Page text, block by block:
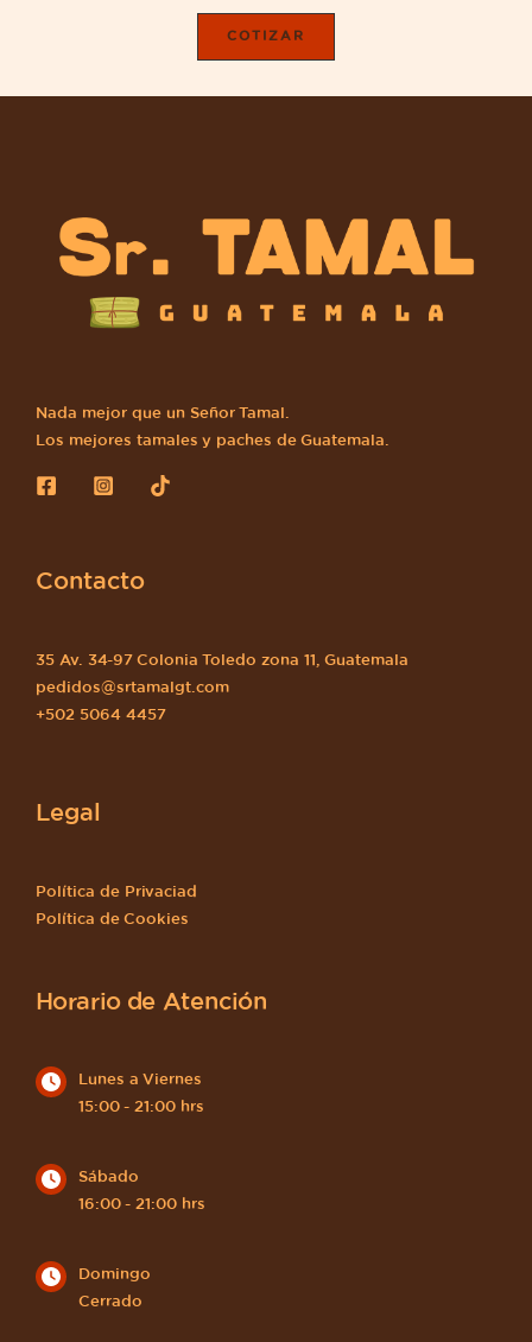
COTIZAR
Nada mejor que un Señor Tamal.
Los mejores tamales y paches de Guatemala.
Contacto
35 Av. 34-97 Colonia Toledo zona 11, Guatemala
pedidos@srtamalgt.com
+502 5064 4457
Legal
Política de Privaciad
Política de Cookies
Horario de Atención
Lunes a Viernes
15:00 - 21:00 hrs
Sábado
16:00 - 21:00 hrs
Domingo
Cerrado